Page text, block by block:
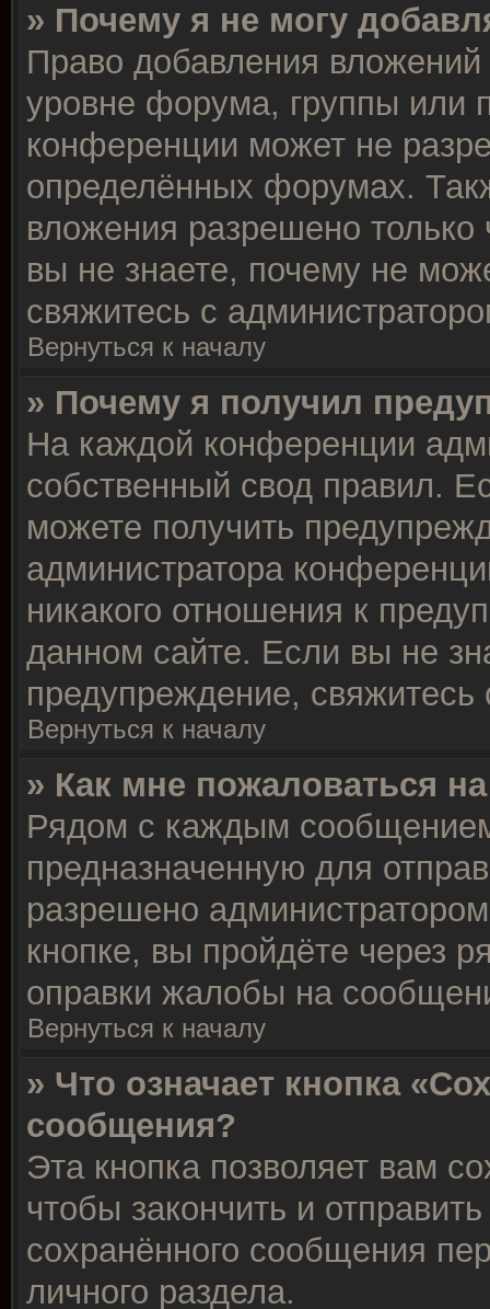
» Почему я не могу
Право добавления
уровне форума, группы или
конференции может не
определённых форумах.
вложения разрешено
вы не знаете, почему не
свяжитесь с
Вернуться к началу
» Почему я получил
На каждой конференции
собственный свод правил.
можете получить
администратора
никакого отношения к
данном сайте. Если вы не
предупреждение,
Вернуться к началу
» Как мне пожаловаться
Рядом с каждым
предназначенную для
разрешено
кнопке, вы пройдёте через
оправки жалобы на
Вернуться к началу
» Что означает кнопка
сообщения?
Эта кнопка позволяет вам
чтобы закончить и
сохранённого сообщения
личного раздела.